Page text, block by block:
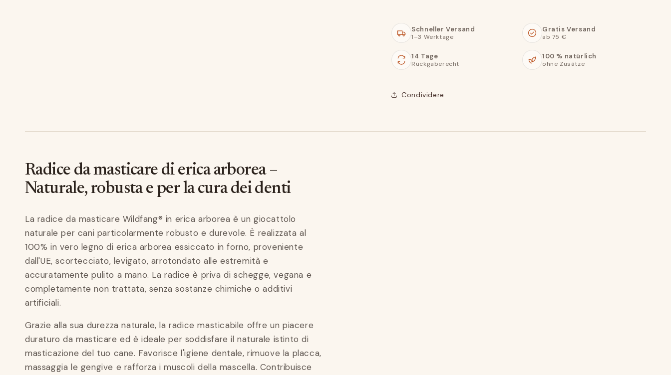
Schneller Versand
1–3 Werktage
Gratis Versand
ab 75 €
14 Tage
Rückgaberecht
100 % natürlich
ohne Zusätze
Condividere
Radice da masticare di erica arborea –
Naturale, robusta e per la cura dei denti
La radice da masticare Wildfang® in erica arborea è un giocattolo
naturale per cani particolarmente robusto e durevole. È realizzata al
100% in vero legno di erica arborea essiccato in forno, proveniente
dall'UE, scortecciato, levigato, arrotondato alle estremità e
accuratamente pulito a mano. La radice è priva di schegge, vegana e
completamente non trattata, senza sostanze chimiche o additivi
artificiali.
Grazie alla sua durezza naturale, la radice masticabile offre un piacere
duraturo da masticare ed è ideale per soddisfare il naturale istinto di
masticazione del tuo cane. Favorisce l'igiene dentale, rimuove la placca,
massaggia le gengive e rafforza i muscoli della mascella. Contribuisce